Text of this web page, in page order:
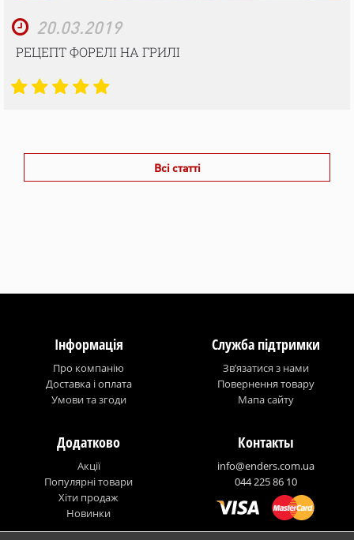
20.03.2019
РЕЦЕПТ ФОРЕЛІ НА ГРИЛІ
Всі статті
Інформація
Про компанію
Доставка і оплата
Умови та згоди
Служба підтримки
Зв’язатися з нами
Повернення товару
Мапа сайту
Додатково
Акції
Популярні товари
Хіти продаж
Новинки
Контакты
info@enders.com.ua
044 225 86 10